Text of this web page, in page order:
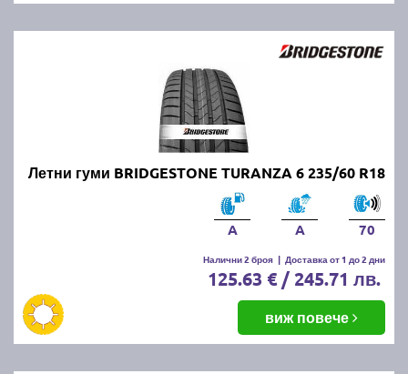
Летни гуми BRIDGESTONE TURANZA 6 235/60 R18
A A 70
Налични 2 броя | Доставка от 1 до 2 дни
125.63 € / 245.71 лв.
виж повече